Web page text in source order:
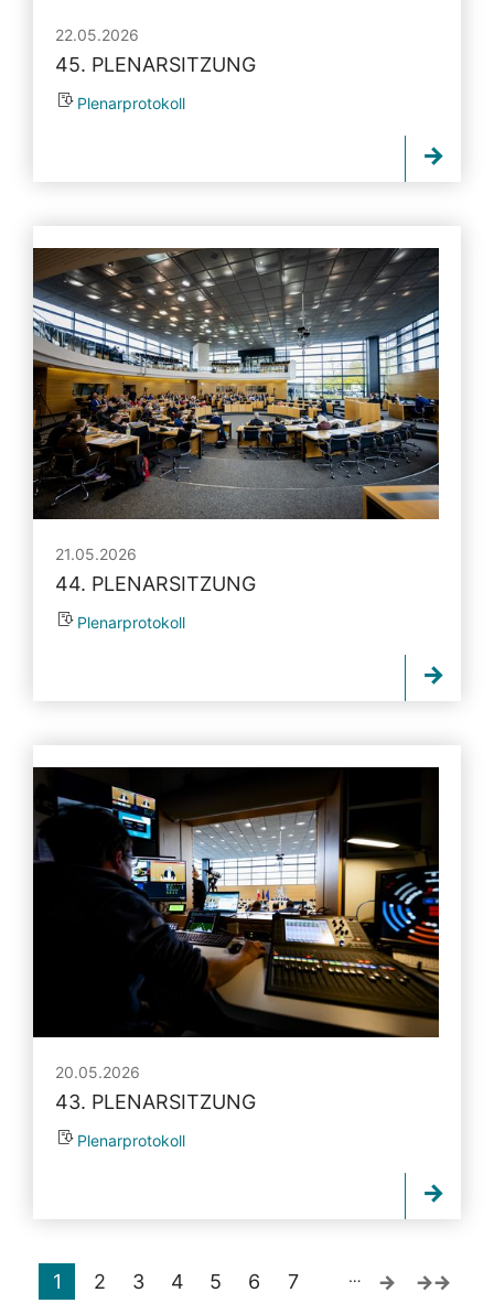
22.05.2026
45. PLENARSITZUNG
Plenarprotokoll
21.05.2026
44. PLENARSITZUNG
Plenarprotokoll
20.05.2026
43. PLENARSITZUNG
Plenarprotokoll
1 2 3 4 5 6 7 …